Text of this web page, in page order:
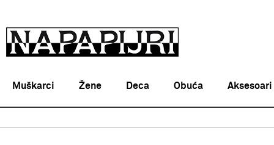
Muškarci Žene Deca Obuća Aksesoari